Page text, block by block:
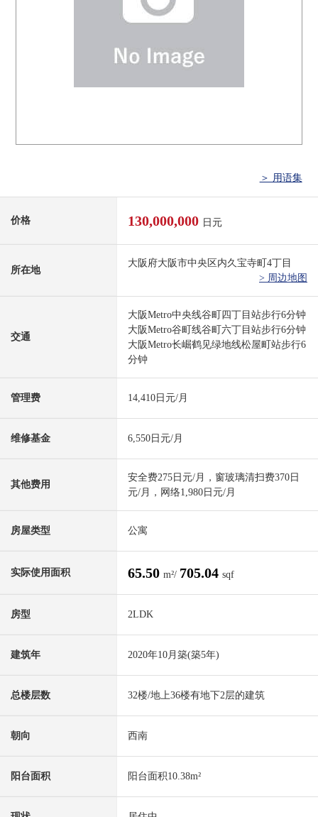
＞ 用语集
价格 130,000,000 日元
所在地
大阪府大阪市中央区内久宝寺町4丁目
> 周边地图
交通
大阪Metro中央线谷町四丁目站步行6分钟
大阪Metro谷町线谷町六丁目站步行6分钟
大阪Metro长崛鹤见绿地线松屋町站步行6
分钟
管理费 14,410日元/月
维修基金 6,550日元/月
其他费用
安全费275日元/月，窗玻璃清扫费370日
元/月，网络1,980日元/月
房屋类型 公寓
实际使用面积 65.50 m²/ 705.04 sqf
房型 2LDK
建筑年 2020年10月築(築5年)
总楼层数 32楼/地上36楼有地下2层的建筑
朝向 西南
阳台面积 阳台面积10.38m²